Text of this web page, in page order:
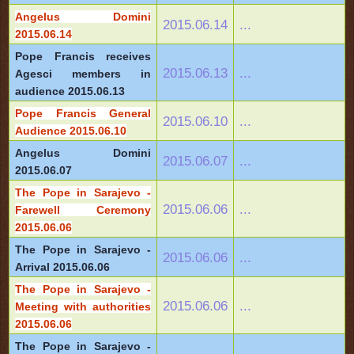
Angelus Domini
2015.06.14
2015.06.14 ...
Pope Francis receives
Agesci members in
audience 2015.06.13
2015.06.13 ...
Pope Francis General
Audience 2015.06.10
2015.06.10 ...
Angelus Domini
2015.06.07
2015.06.07 ...
The Pope in Sarajevo -
Farewell Ceremony
2015.06.06
2015.06.06 ...
The Pope in Sarajevo -
Arrival 2015.06.06
2015.06.06 ...
The Pope in Sarajevo -
Meeting with authorities
2015.06.06
2015.06.06 ...
The Pope in Sarajevo -